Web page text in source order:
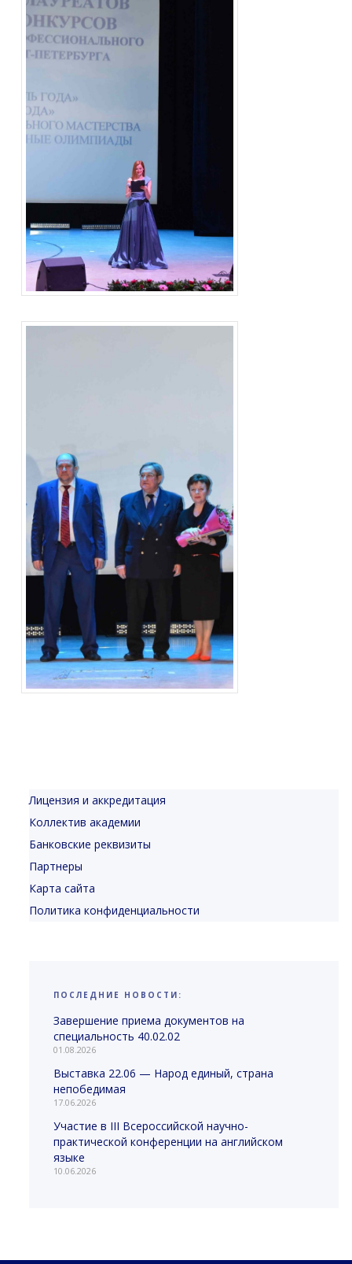
Лицензия и аккредитация
Коллектив академии
Банковские реквизиты
Партнеры
Карта сайта
Политика конфиденциальности
ПОСЛЕДНИЕ НОВОСТИ:
Завершение приема документов на
специальность 40.02.02
01.08.2026
Выставка 22.06 — Народ единый, страна
непобедимая
17.06.2026
Участие в III Всероссийской научно-
практической конференции на английском
языке
10.06.2026